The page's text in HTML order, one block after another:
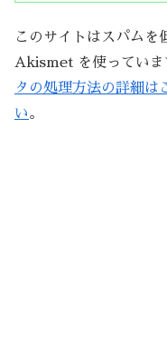
このサイトはスパムを
Akismet を使っていま
タの処理方法の詳細は
い。